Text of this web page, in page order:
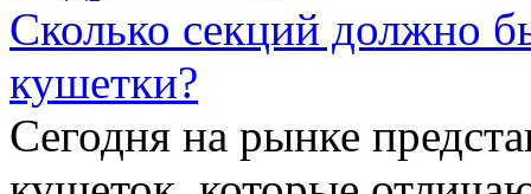
Сколько секций должно
кушетки?
Сегодня на рынке